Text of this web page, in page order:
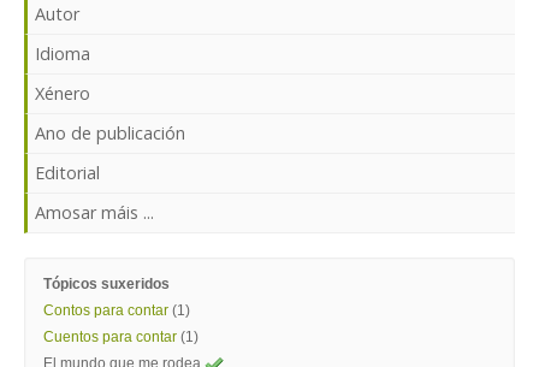
Autor
Idioma
Xénero
Ano de publicación
Editorial
Amosar máis ...
Tópicos suxeridos
Contos para contar (1)
Cuentos para contar (1)
El mundo que me rodea